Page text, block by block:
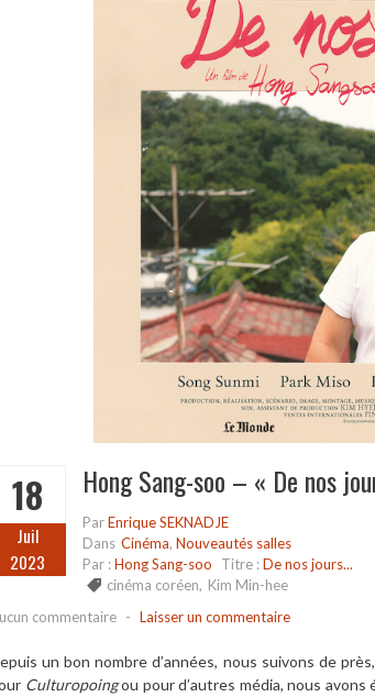
18
Juil
2023
Hong Sang-soo – « De nos
ParEnrique SEKNADJE
Dans Cinéma, Nouveautés salles
Par :Hong Sang-soo Titre :De nos jours...
cinéma coréen, Kim Min-hee
commentaire - Laisser un commentaire
un bon nombre d’années, nous suivons de
Culturopoingou pour d’autres média, nous